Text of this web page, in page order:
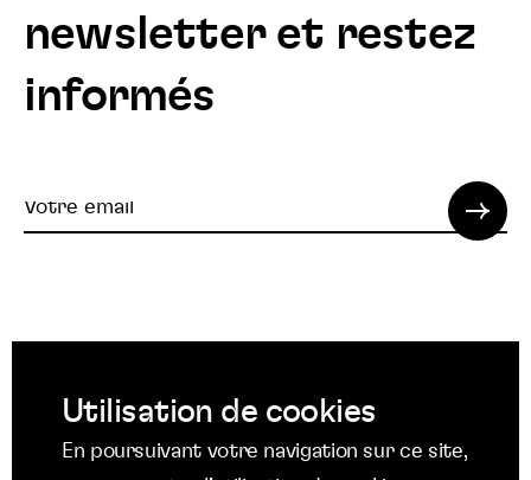
newsletter et restez
informés
Votre
nousSuivez
nous
nous
Utilisation de cookies
En poursuivant votre navigation sur ce site,